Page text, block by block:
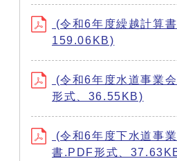
(令和6年度繰越計算
159.06KB)
(令和6年度水道事業
形式、36.55KB)
(令和6年度下水道事
書.PDF形式、